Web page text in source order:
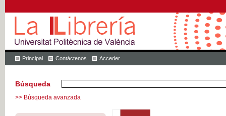
Principal Contáctenos Acceder
Búsqueda
>> Búsqueda avanzada